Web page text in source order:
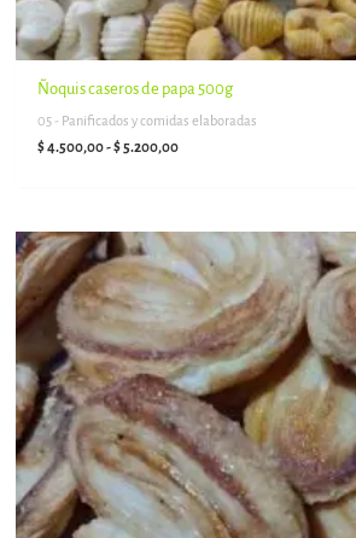
Ñoquis caseros de papa 500g
05 - Panificados y comidas elaboradas
$4.500,00-$5.200,00